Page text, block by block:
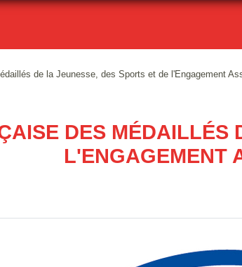
de la Jeunesse, des Sports et de l'Engagement
DES MÉDAILLÉS
L'ENGAGEMENT